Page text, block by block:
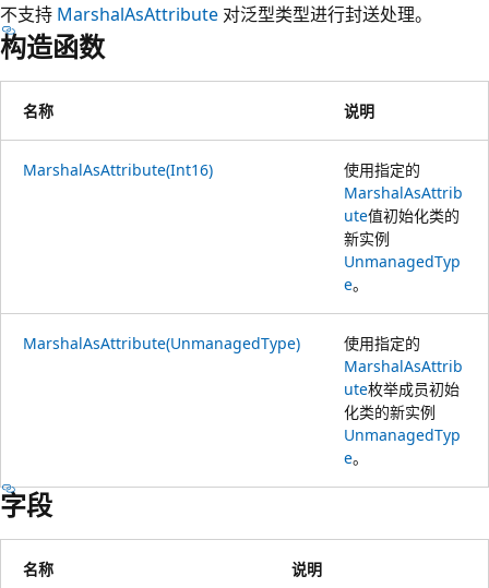
不支持 MarshalAsAttribute 对泛型类型进行封送处理。
构造函数
名称 说明
MarshalAsAttribute(Int16)
使用指定的
MarshalAsAttrib
ute值初始化类的
新实例
UnmanagedTyp
e。
MarshalAsAttribute(UnmanagedType)
使用指定的
MarshalAsAttrib
ute枚举成员初始
化类的新实例
UnmanagedTyp
e。
字段
名称 说明